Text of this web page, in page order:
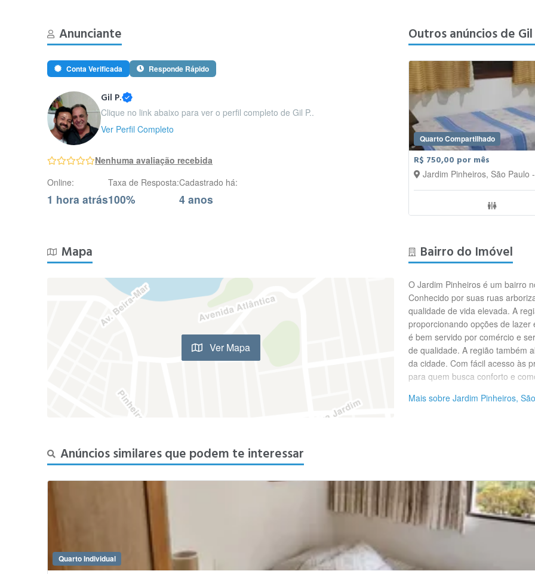
Anunciante
Conta Verificada Responde Rápido
Gil P.
Clique no link abaixo para ver o perfil completo de Gil P..
Ver Perfil Completo
Nenhuma avaliação recebida
Online:
1 hora atrás
Taxa de Resposta:
100%
Cadastrado há:
4 anos
Outros anúncios de Gil
Quarto Compartilhado
R$ 750,00 por mês
Jardim Pinheiros, São Paulo
Mapa
Ver Mapa
Bairro do Imóvel
O Jardim Pinheiros é um bairro
Conhecido por suas ruas
qualidade de vida elevada. A
proporcionando opções de
é bem servido por comércio e
de qualidade. A região também
da cidade. Com fácil acesso às
para quem busca conforto e
Mais sobre Jardim Pinheiros,
Anúncios similares que podem te interessar
Quarto Individual